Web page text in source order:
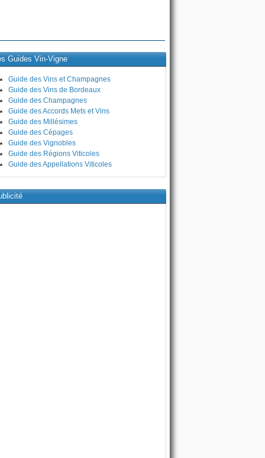
Guides Vin-Vigne
Guide des Vins et Champagnes
Guide des Vins de Bordeaux
Guide des Champagnes
Guide des Accords Mets et Vins
Guide des Millésimes
Guide des Cépages
Guide des Vignobles
Guide des Régions Viticoles
Guide des Appellations Viticoles